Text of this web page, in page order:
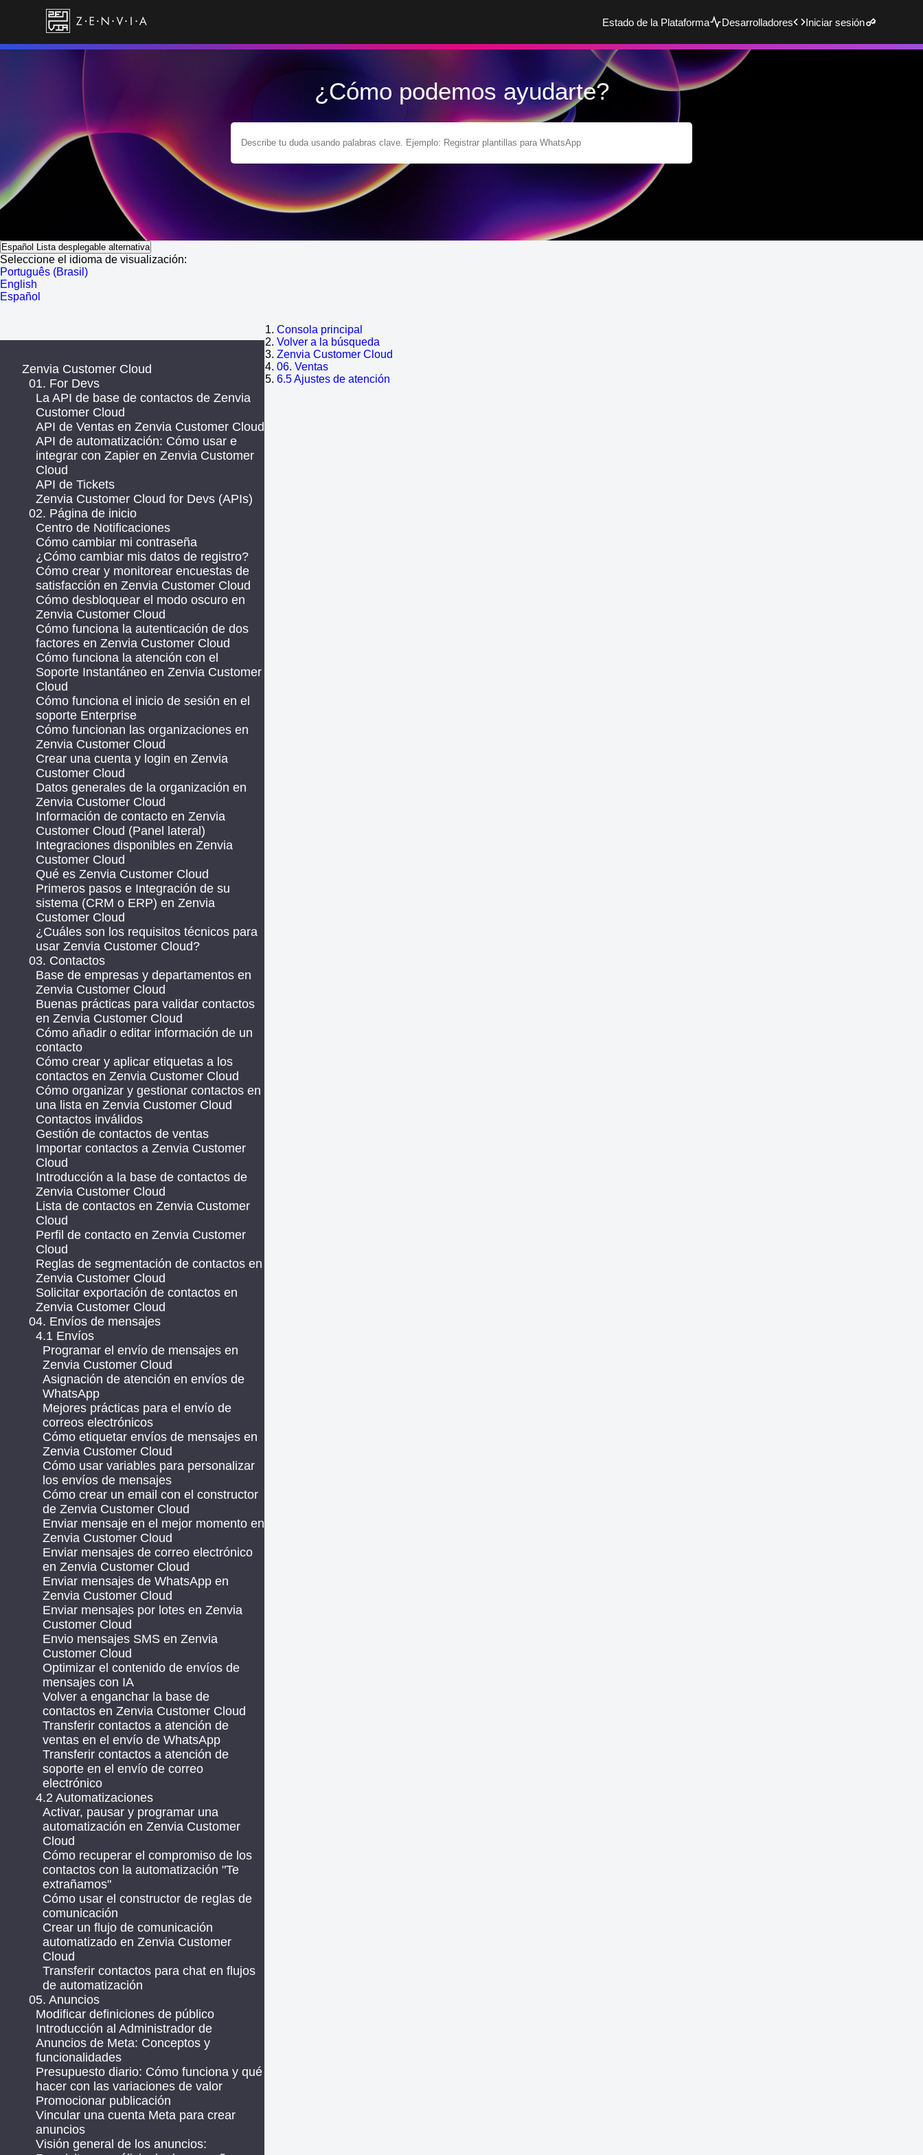
Estado de la Plataforma Desarrolladores Iniciar sesión
¿Cómo podemos ayudarte?
Español Lista desplegable alternativa
Seleccione el idioma de visualización:
Português (Brasil)
English
Español
Consola principal
Volver a la búsqueda
Zenvia Customer Cloud
06. Ventas
6.5 Ajustes de atención
Zenvia Customer Cloud
01. For Devs
La API de base de contactos de Zenvia
Customer Cloud
API de Ventas en Zenvia Customer Cloud
API de automatización: Cómo usar e
integrar con Zapier en Zenvia Customer
Cloud
API de Tickets
Zenvia Customer Cloud for Devs (APIs)
02. Página de inicio
Centro de Notificaciones
Cómo cambiar mi contraseña
¿Cómo cambiar mis datos de registro?
Cómo crear y monitorear encuestas de
satisfacción en Zenvia Customer Cloud
Cómo desbloquear el modo oscuro en
Zenvia Customer Cloud
Cómo funciona la autenticación de dos
factores en Zenvia Customer Cloud
Cómo funciona la atención con el
Soporte Instantáneo en Zenvia Customer
Cloud
Cómo funciona el inicio de sesión en el
soporte Enterprise
Cómo funcionan las organizaciones en
Zenvia Customer Cloud
Crear una cuenta y login en Zenvia
Customer Cloud
Datos generales de la organización en
Zenvia Customer Cloud
Información de contacto en Zenvia
Customer Cloud (Panel lateral)
Integraciones disponibles en Zenvia
Customer Cloud
Qué es Zenvia Customer Cloud
Primeros pasos e Integración de su
sistema (CRM o ERP) en Zenvia
Customer Cloud
¿Cuáles son los requisitos técnicos para
usar Zenvia Customer Cloud?
03. Contactos
Base de empresas y departamentos en
Zenvia Customer Cloud
Buenas prácticas para validar contactos
en Zenvia Customer Cloud
Cómo añadir o editar información de un
contacto
Cómo crear y aplicar etiquetas a los
contactos en Zenvia Customer Cloud
Cómo organizar y gestionar contactos en
una lista en Zenvia Customer Cloud
Contactos inválidos
Gestión de contactos de ventas
Importar contactos a Zenvia Customer
Cloud
Introducción a la base de contactos de
Zenvia Customer Cloud
Lista de contactos en Zenvia Customer
Cloud
Perfil de contacto en Zenvia Customer
Cloud
Reglas de segmentación de contactos en
Zenvia Customer Cloud
Solicitar exportación de contactos en
Zenvia Customer Cloud
04. Envíos de mensajes
4.1 Envíos
Programar el envío de mensajes en
Zenvia Customer Cloud
Asignación de atención en envíos de
WhatsApp
Mejores prácticas para el envío de
correos electrónicos
Cómo etiquetar envíos de mensajes en
Zenvia Customer Cloud
Cómo usar variables para personalizar
los envíos de mensajes
Cómo crear un email con el constructor
de Zenvia Customer Cloud
Enviar mensaje en el mejor momento en
Zenvia Customer Cloud
Enviar mensajes de correo electrónico
en Zenvia Customer Cloud
Enviar mensajes de WhatsApp en
Zenvia Customer Cloud
Enviar mensajes por lotes en Zenvia
Customer Cloud
Envio mensajes SMS en Zenvia
Customer Cloud
Optimizar el contenido de envíos de
mensajes con IA
Volver a enganchar la base de
contactos en Zenvia Customer Cloud
Transferir contactos a atención de
ventas en el envío de WhatsApp
Transferir contactos a atención de
soporte en el envío de correo
electrónico
4.2 Automatizaciones
Activar, pausar y programar una
automatización en Zenvia Customer
Cloud
Cómo recuperar el compromiso de los
contactos con la automatización "Te
extrañamos"
Cómo usar el constructor de reglas de
comunicación
Crear un flujo de comunicación
automatizado en Zenvia Customer
Cloud
Transferir contactos para chat en flujos
de automatización
05. Anuncios
Modificar definiciones de público
Introducción al Administrador de
Anuncios de Meta: Conceptos y
funcionalidades
Presupuesto diario: Cómo funciona y qué
hacer con las variaciones de valor
Promocionar publicación
Vincular una cuenta Meta para crear
anuncios
Visión general de los anuncios: